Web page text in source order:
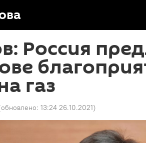
Россия
газ
13:24 26.10.2021)